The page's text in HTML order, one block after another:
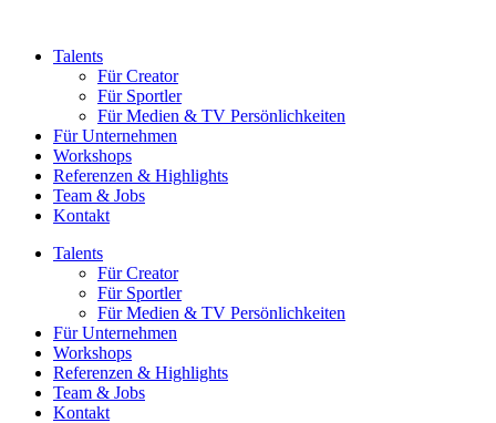
springenTalents
Für Creator
Für Sportler
Für Medien & TV Persönlichkeiten
Für Unternehmen
Workshops
Referenzen & Highlights
Team & Jobs
Kontakt
Talents
Für Creator
Für Sportler
Für Medien & TV Persönlichkeiten
Für Unternehmen
Workshops
Referenzen & Highlights
Team & Jobs
Kontakt